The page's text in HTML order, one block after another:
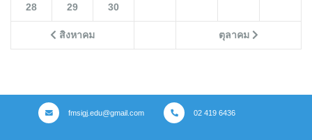
สิงหาคม ตุลาคม
28 29 30
fmsigj.edu@gmail.com 02 419 6436